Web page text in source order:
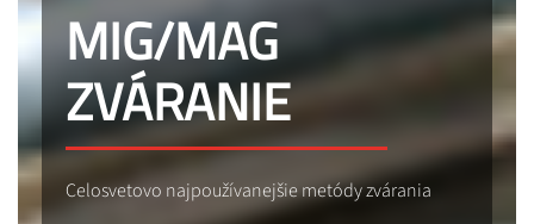
MIG/MAG
ZVÁRANIE
Celosvetovo najpoužívanejšie metódy zvárania